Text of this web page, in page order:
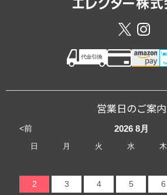
営業日のご案内
<前 2026 8月
日 月 火 水 木
2 3 4 5 6